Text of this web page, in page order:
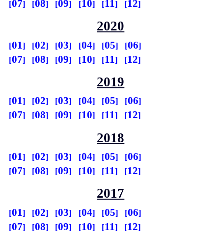
07 08 09 10 11 12
2020
01 02 03 04 05
06
07
08 09 10 11 12
2019
01 02 03 04 05
06
07
08 09 10 11 12
2018
01 02 03 04 05
06
07
08 09 10 11 12
2017
01 02 03 04 05
06
07
08 09 10 11 12